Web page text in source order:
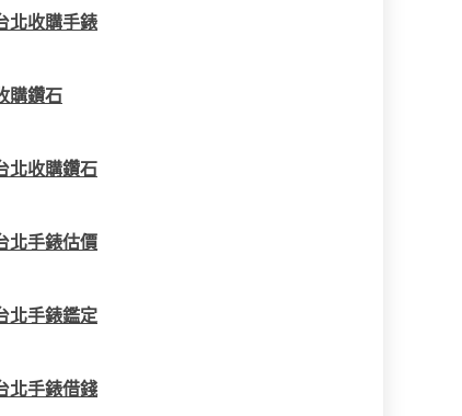
北收購手錶
購鑽石
北收購鑽石
北手錶估價
北手錶鑑定
北手錶借錢